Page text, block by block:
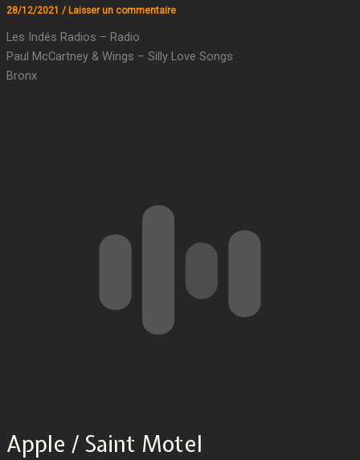
28/12/2021 / Laisser un commentaire
Les Indés Radios – Radio
Paul McCartney & Wings – Silly Love Songs
Bronx
Apple / Saint Motel